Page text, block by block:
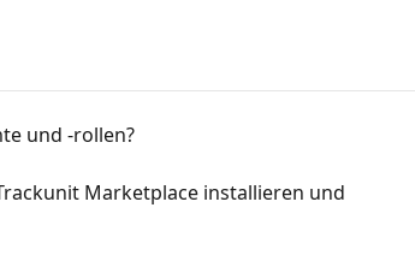
und -rollen?
Marketplace installieren und